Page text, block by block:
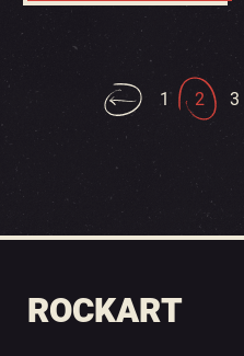
1 2 3
ROCKART